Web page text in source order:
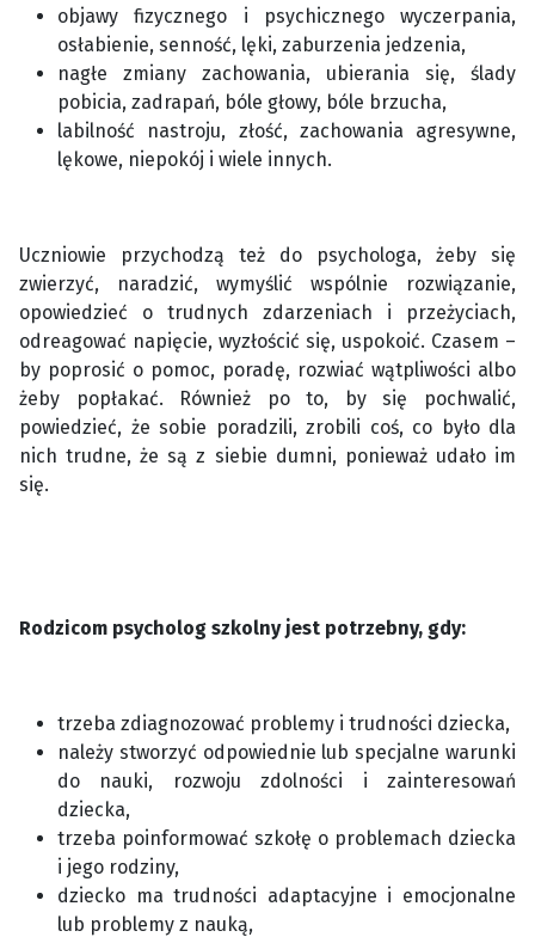
objawy fizycznego i psychicznego wyczerpania,
osłabienie, senność, lęki, zaburzenia jedzenia,
nagłe zmiany zachowania, ubierania się, ślady
pobicia, zadrapań, bóle głowy, bóle brzucha,
labilność nastroju, złość, zachowania agresywne,
lękowe, niepokój i wiele innych.
Uczniowie przychodzą też do psychologa, żeby się
zwierzyć, naradzić, wymyślić wspólnie rozwiązanie,
opowiedzieć o trudnych zdarzeniach i przeżyciach,
odreagować napięcie, wyzłościć się, uspokoić. Czasem –
by poprosić o pomoc, poradę, rozwiać wątpliwości albo
żeby popłakać. Również po to, by się pochwalić,
powiedzieć, że sobie poradzili, zrobili coś, co było dla
nich trudne, że są z siebie dumni, ponieważ udało im
się.
Rodzicom psycholog szkolny jest potrzebny, gdy:
trzeba zdiagnozować problemy i trudności dziecka,
należy stworzyć odpowiednie lub specjalne warunki
do nauki, rozwoju zdolności i zainteresowań
dziecka,
trzeba poinformować szkołę o problemach dziecka
i jego rodziny,
dziecko ma trudności adaptacyjne i emocjonalne
lub problemy z nauką,